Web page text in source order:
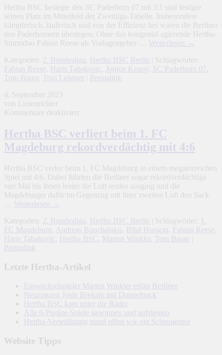
Hertha
BSC
gegen
den
07
Hertha BSC besiegte den SC Paderborn 07 mit 3:1 und festigte
seinen Platz im Mittelfeld der Zweitliga-Tabelle. Insbesondere
kämpferisch, läuferisch und von der Effizienz her waren die Berliner
den Paderbornern überlegen. Ohne das kongenial agierende Hertha-
Sturmduo Fabian Reese als Vorlagengeber … Weiterlesen
→
Kategorien:
2. Bundesliga Hertha BSC Berlin
| Schlagwörter:
Fabian Reese
Haris Tabakovic Jonjoe Kenny SC Paderborn 07
Tom Bauer
Toni Leistner
Permalink
4. September 2023
von Linienrichter
Kommentare deaktiviert
BSC
verliert
beim
FC
Magdeburg
rekordverdächtig
mit
Hertha BSC verliert beim 1. FC
Magdeburg rekordverdächtig mit 4:6
Hertha BSC verlor beim 1. FC Magdeburg in einem megatorreichen
Spiel mit 4:6. Dabei führten die Berliner sogar rekordverdächtige
vier Mal bis ihnen leider die Luft restlos ausging und die
Magdeburger dafür im Gegenzug mit ihrer zweiten Luft den Sack
Weiterlesen
→
Kategorien:
2. Bundesliga Hertha BSC Berlin | Schlagwörter:
FC Magdeburg
Andreas Bouchalakis Bilal Hussein Fabian Reese
Haris Tabakovic
Hertha BSC Marten Winkler Tom Bauer
Permalink
Letzte Hertha-Artikel
Einwechselspieler Marten Winkler erlöst Berliner
Neuzugang Josip Brekalo mit Doppelpack
Hertha BSC kam unter die Räder
Alle 6-Punkte-Spiele gewinnen und aufsteigen
Hertha-Verteidigung stand offen wie ein Scheunentor
Website Tipps